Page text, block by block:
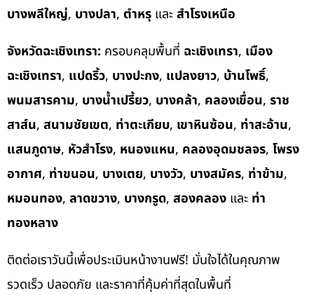
บางพลีใหญ่, บางปลา, ตำหรุ และสำโรงเหนือ
จังหวัดฉะเชิงเทรา: ครอบคลุมพื้นที่ ฉะเชิงเทรา, เมือง
ฉะเชิงเทรา, แปดริ้ว, บางปะกง, แปลงยาว, บ้านโพธิ์,
พนมสารคาม, บางน้ำเปรี้ยว, บางคล้า, คลองเขื่อน, ราช
สาส์น, สนามชัยเขต, ท่าตะเกียบ, เขาหินซ้อน, ท่าสะอ้าน,
แสนภูดาษ, หัวสำโรง, หนองแหน, คลองอุดมชลจร, โพรง
อากาศ, ท่าขนอน, บางเตย, บางวัว, บางสมัคร, ท่าข้าม,
หมอนทอง, ลาดขวาง, บางกรูด, สองคลอง และ ท่า
ทองหลาง
ติดต่อเราวันนี้เพื่อประเมินหน้างานฟรี! มั่นใจได้ในคุณภาพ
รวดเร็ว ปลอดภัย และราคาที่คุ้มค่าที่สุดในพื้นที่